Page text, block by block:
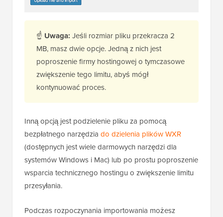
☝ Uwaga: Jeśli rozmiar pliku przekracza 2
MB, masz dwie opcje. Jedną z nich jest
poproszenie firmy hostingowej o tymczasowe
zwiększenie tego limitu, abyś mógł
kontynuować proces.
Inną opcją jest podzielenie pliku za pomocą
bezpłatnego narzędzia do dzielenia plików WXR
(dostępnych jest wiele darmowych narzędzi dla
systemów Windows i Mac) lub po prostu poproszenie
wsparcia technicznego hostingu o zwiększenie limitu
przesyłania.
Podczas rozpoczynania importowania możesz